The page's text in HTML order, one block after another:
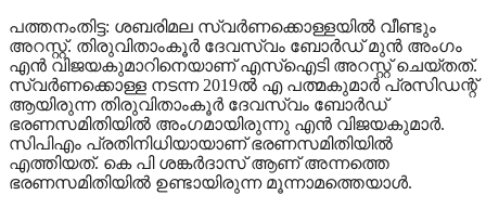
പത്തനംതിട്ട: ശബരിമല സ്വര്‍ണക്കൊള്ളയില്‍ വീണ്ടും
അറസ്റ്റ്. തിരുവിതാംകൂര്‍ ദേവസ്വം ബോര്‍ഡ് മുന്‍ അംഗം
എന്‍ വിജയകുമാറിനെയാണ് എസ്‌ഐടി അറസ്റ്റ് ചെയ്തത്.
സ്വര്‍ണക്കൊള്ള നടന്ന 2019ല്‍ എ പത്മകുമാര്‍ പ്രസിഡന്റ്
ആയിരുന്ന തിരുവിതാംകൂര്‍ ദേവസ്വം ബോര്‍ഡ്
ഭരണസമിതിയില്‍ അംഗമായിരുന്നു എന്‍ വിജയകുമാര്‍.
സിപിഎം പ്രതിനിധിയായാണ് ഭരണസമിതിയില്‍
എത്തിയത്. കെ പി ശങ്കര്‍ദാസ് ആണ് അന്നത്തെ
ഭരണസമിതിയില്‍ ഉണ്ടായിരുന്ന മൂന്നാമത്തെയാള്‍.